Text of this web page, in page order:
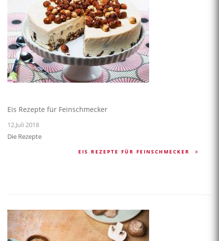
Eis Rezepte für Feinschmecker
12.Juli 2018
Die Rezepte
EIS REZEPTE FÜR FEINSCHMECKER